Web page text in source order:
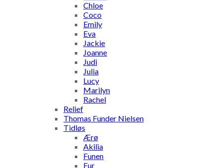
Chloe
Coco
Emily
Eva
Jackie
Joanne
Judi
Julia
Lucy
Marilyn
Rachel
Relief
Thomas Funder Nielsen
Tidløs
Ærø
Akilia
Funen
Fur